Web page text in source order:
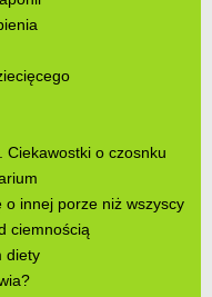
Ciekawostki o czosnku
o innej porze niż wszyscy
ciemnością
diety